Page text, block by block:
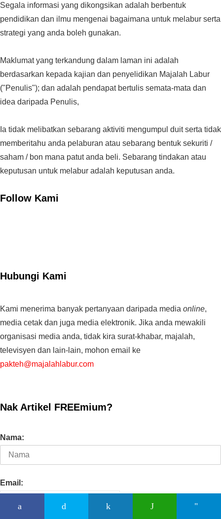
Segala informasi yang dikongsikan adalah berbentuk
pendidikan dan ilmu mengenai bagaimana untuk melabur serta
strategi yang anda boleh gunakan.
Maklumat yang terkandung dalam laman ini adalah
berdasarkan kepada kajian dan penyelidikan Majalah Labur
("Penulis"); dan adalah pendapat bertulis semata-mata dan
idea daripada Penulis,
Ia tidak melibatkan sebarang aktiviti mengumpul duit serta tidak
memberitahu anda pelaburan atau sebarang bentuk sekuriti /
saham / bon mana patut anda beli. Sebarang tindakan atau
keputusan untuk melabur adalah keputusan anda.
Follow Kami
Hubungi Kami
Kami menerima banyak pertanyaan daripada media online,
media cetak dan juga media elektronik. Jika anda mewakili
organisasi media anda, tidak kira surat-khabar, majalah,
televisyen dan lain-lain, mohon email ke
pakteh@majalahlabur.com
Nak Artikel FREEmium?
Nama:
Email: